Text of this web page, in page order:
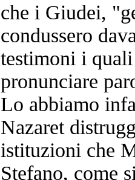
che i Giudei,
condussero
testimoni i
pronunciare
Lo abbiamo
Nazaret
istituzioni che
Stefano, come